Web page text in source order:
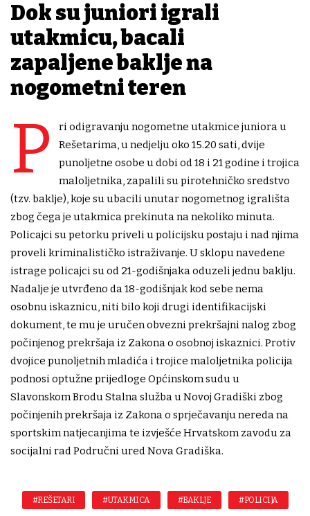
Dok su juniori igrali
utakmicu, bacali
zapaljene baklje na
nogometni teren
P
ri odigravanju nogometne utakmice juniora u
Rešetarima, u nedjelju oko 15.20 sati, dvije
punoljetne osobe u dobi od 18 i 21 godine i trojica
maloljetnika, zapalili su pirotehničko sredstvo
(tzv. baklje), koje su ubacili unutar nogometnog igrališta
zbog čega je utakmica prekinuta na nekoliko minuta.
Policajci su petorku priveli u policijsku postaju i nad njima
proveli kriminalističko istraživanje. U sklopu navedene
istrage policajci su od 21-godišnjaka oduzeli jednu baklju.
Nadalje je utvrđeno da 18-godišnjak kod sebe nema
osobnu iskaznicu, niti bilo koji drugi identifikacijski
dokument, te mu je uručen obvezni prekršajni nalog zbog
počinjenog prekršaja iz Zakona o osobnoj iskaznici. Protiv
dvojice punoljetnih mladića i trojice maloljetnika policija
podnosi optužne prijedloge Općinskom sudu u
Slavonskom Brodu Stalna služba u Novoj Gradiški zbog
počinjenih prekršaja iz Zakona o sprječavanju nereda na
sportskim natjecanjima te izvješće Hrvatskom zavodu za
socijalni rad Područni ured Nova Gradiška.
#REŠETARI #UTAKMICA #BAKLJE #POLICIJA